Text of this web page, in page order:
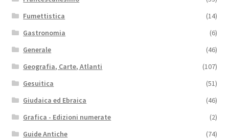
Fumettistica
(14)
Gastronomia
(6)
Generale
(46)
Geografia, Carte, Atlanti
(107)
Gesuitica
(51)
Giudaica ed Ebraica
(46)
Grafica - Edizioni numerate
(2)
Guide Antiche
(74)